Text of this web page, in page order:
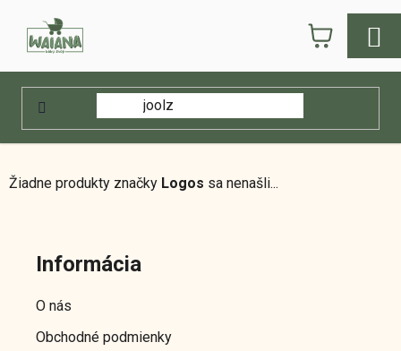
obsah
KOŠÍK
Logos
Žiadne produkty značky Logos sa nenašli...
Informácia
O nás
Obchodné podmienky